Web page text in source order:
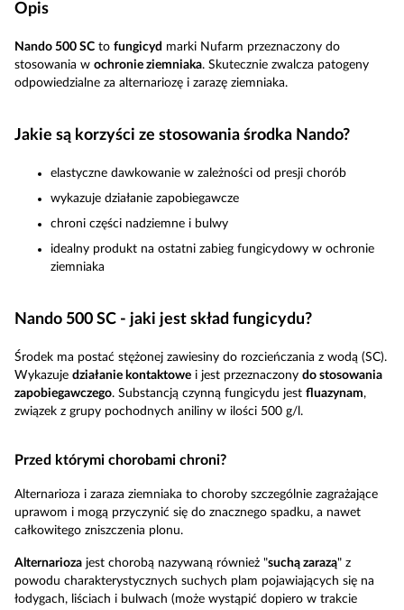
Opis
Nando 500 SC to fungicyd marki Nufarm przeznaczony do
stosowania w ochronie ziemniaka. Skutecznie zwalcza patogeny
odpowiedzialne za alternariozę i zarazę ziemniaka.
Jakie są korzyści ze stosowania środka Nando?
elastyczne dawkowanie w zależności od presji chorób
wykazuje działanie zapobiegawcze
chroni części nadziemne i bulwy
idealny produkt na ostatni zabieg fungicydowy w ochronie
ziemniaka
Nando 500 SC - jaki jest skład fungicydu?
Środek ma postać stężonej zawiesiny do rozcieńczania z wodą (SC).
Wykazuje działanie kontaktowe i jest przeznaczony do stosowania
zapobiegawczego. Substancją czynną fungicydu jest fluazynam,
związek z grupy pochodnych aniliny w ilości 500 g/l.
Przed którymi chorobami chroni?
Alternarioza i zaraza ziemniaka to choroby szczególnie zagrażające
uprawom i mogą przyczynić się do znacznego spadku, a nawet
całkowitego zniszczenia plonu.
Alternarioza jest chorobą nazywaną również "suchą zarazą" z
powodu charakterystycznych suchych plam pojawiających się na
łodygach, liściach i bulwach (może wystąpić dopiero w trakcie